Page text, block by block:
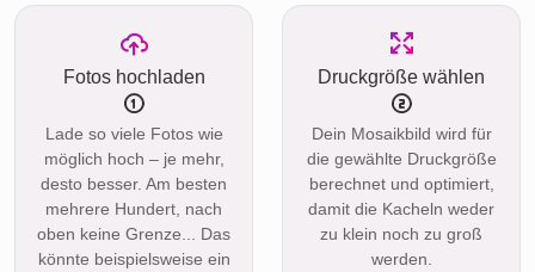
Fotos hochladen
Lade so viele Fotos wie
möglich hoch – je mehr,
desto besser. Am besten
mehrere Hundert, nach
oben keine Grenze... Das
könnte beispielsweise ein
Druckgröße wählen
Dein Mosaikbild wird für
die gewählte Druckgröße
berechnet und optimiert,
damit die Kacheln weder
zu klein noch zu groß
werden.